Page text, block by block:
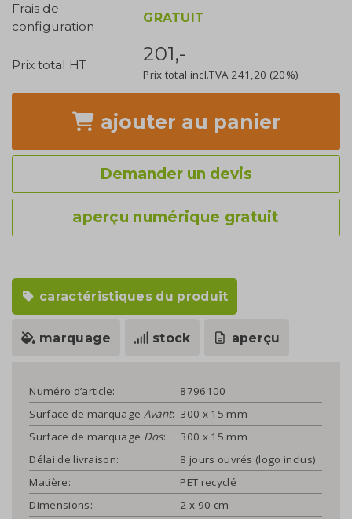
Frais de
configuration
GRATUIT
Prix total HT 201,-
Prix total incl.TVA 241,20 (20%)
ajouter au panier
Demander un devis
aperçu numérique gratuit
caractéristiques du produit
marquage stock aperçu
Numéro d’article:
8796100
Surface de marquage Avant: 300 x 15 mm
Surface de marquage Dos:
300 x 15 mm
Délai de livraison:
8 jours ouvrés (logo inclus)
Matière:
PET recyclé
Dimensions:
2 x 90 cm